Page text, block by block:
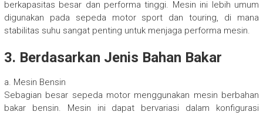
berkapasitas besar dan performa tinggi. Mesin ini lebih umum
digunakan pada sepeda motor sport dan touring, di mana
stabilitas suhu sangat penting untuk menjaga performa mesin.
3. Berdasarkan Jenis Bahan Bakar
a. Mesin Bensin
Sebagian besar sepeda motor menggunakan mesin berbahan
bakar bensin. Mesin ini dapat bervariasi dalam konfigurasi